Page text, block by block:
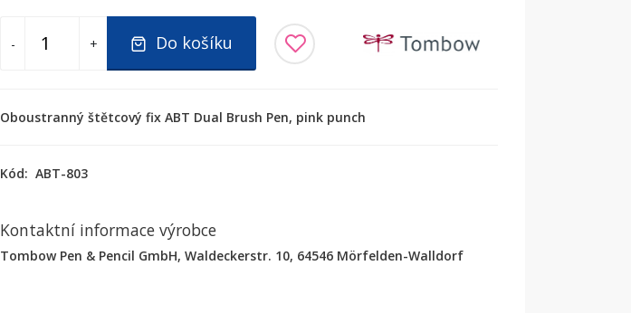
- + Do košíku
Oboustranný štětcový fix ABT Dual Brush Pen, pink punch
Kód: ABT-803
Kontaktní informace výrobce
Tombow Pen & Pencil GmbH, Waldeckerstr. 10, 64546 Mörfelden-Walldorf